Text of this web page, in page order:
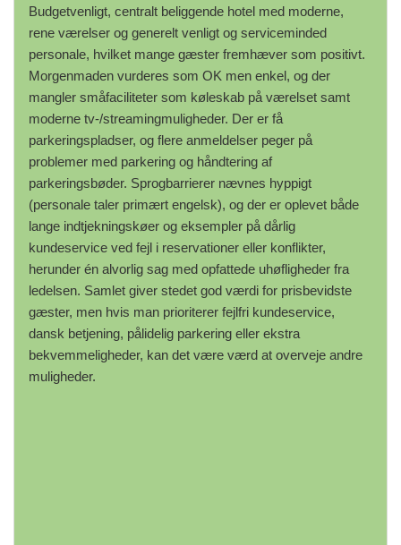
Budgetvenligt, centralt beliggende hotel med moderne,
rene værelser og generelt venligt og serviceminded
personale, hvilket mange gæster fremhæver som positivt.
Morgenmaden vurderes som OK men enkel, og der
mangler småfaciliteter som køleskab på værelset samt
moderne tv‑/streamingmuligheder. Der er få
parkeringspladser, og flere anmeldelser peger på
problemer med parkering og håndtering af
parkeringsbøder. Sprogbarrierer nævnes hyppigt
(personale taler primært engelsk), og der er oplevet både
lange indtjekningskøer og eksempler på dårlig
kundeservice ved fejl i reservationer eller konflikter,
herunder én alvorlig sag med opfattede uhøfligheder fra
ledelsen. Samlet giver stedet god værdi for prisbevidste
gæster, men hvis man prioriterer fejlfri kundeservice,
dansk betjening, pålidelig parkering eller ekstra
bekvemmeligheder, kan det være værd at overveje andre
muligheder.